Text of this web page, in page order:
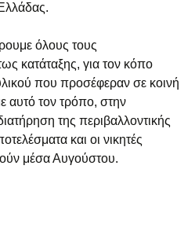
όλους τους
κατάταξης, για τον κόπο
που προσέφεραν σε κοινή
αυτό τον τρόπο, στην
της περιβαλλοντικής
και οι νικητές
μέσα Αυγούστου.